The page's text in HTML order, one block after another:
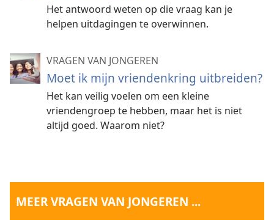
Het antwoord weten op die vraag kan je
helpen uitdagingen te overwinnen.
VRAGEN VAN JONGEREN
Moet ik mijn vriendenkring uitbreiden?
Het kan veilig voelen om een kleine
vriendengroep te hebben, maar het is niet
altijd goed. Waarom niet?
MEER VRAGEN VAN JONGEREN ...